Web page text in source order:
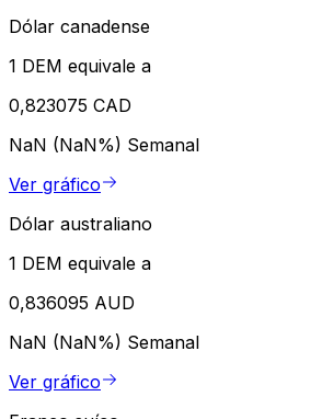
Dólar canadense
1 DEM equivale a
0,823075 CAD
NaN (NaN%) Semanal
Ver gráfico
Dólar australiano
1 DEM equivale a
0,836095 AUD
NaN (NaN%) Semanal
Ver gráfico